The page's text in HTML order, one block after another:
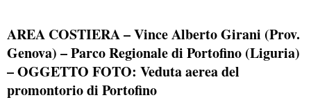
AREA COSTIERA– Vince Alberto Girani (Prov.
Genova) – Parco Regionale di Portofino (Liguria)
– OGGETTO FOTO: Veduta aerea del
promontorio di Portofino